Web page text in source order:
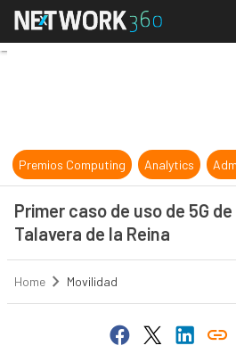
Primer
Premios Computing Analytics
Primer caso de uso de 5G
Talavera de la Reina
Home Movilidad